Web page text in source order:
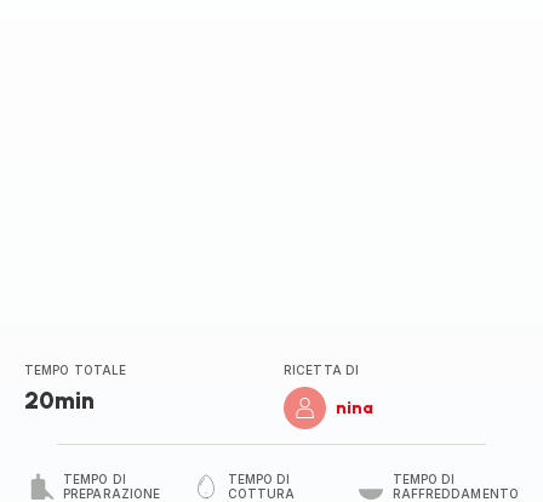
TEMPO TOTALE
20min
RICETTA DI
nina
TEMPO DI
PREPARAZIONE
TEMPO DI
COTTURA
TEMPO DI
RAFFREDDAMENTO